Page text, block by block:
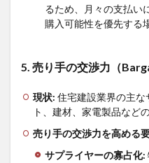
るため、月々の支払い
購入可能性を優先する
5. 売り手の交渉力（
現状: 住宅建設業界の主
ト、建材、家電製品など
売り手の交渉力を高める
サプライヤーの寡占化: